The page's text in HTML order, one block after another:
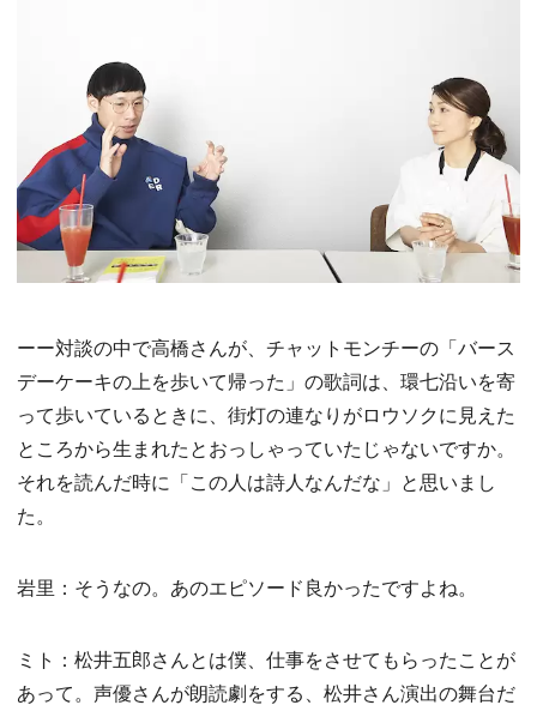
ーー対談の中で高橋さんが、チャットモンチーの「バース
デーケーキの上を歩いて帰った」の歌詞は、環七沿いを寄
って歩いているときに、街灯の連なりがロウソクに見えた
ところから生まれたとおっしゃっていたじゃないですか。
それを読んだ時に「この人は詩人なんだな」と思いまし
た。
岩里：そうなの。あのエピソード良かったですよね。
ミト：松井五郎さんとは僕、仕事をさせてもらったことが
あって。声優さんが朗読劇をする、松井さん演出の舞台だ